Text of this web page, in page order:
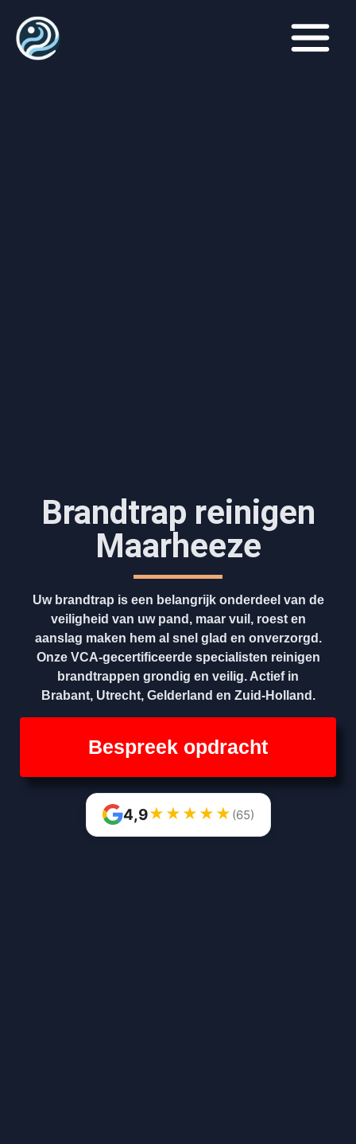
Brandtrap reinigen
Maarheeze
Uw brandtrap is een belangrijk onderdeel van de
veiligheid van uw pand, maar vuil, roest en
aanslag maken hem al snel glad en onverzorgd.
Onze VCA-gecertificeerde specialisten reinigen
brandtrappen grondig en veilig. Actief in
Brabant, Utrecht, Gelderland en Zuid-Holland.
Bespreek opdracht
4,9★ ★ ★ ★ ★ (65)